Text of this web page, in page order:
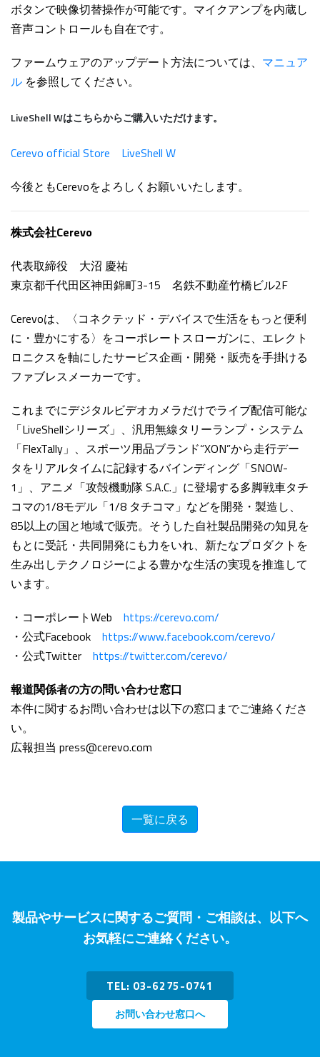
ボタンで映像切替操作が可能です。マイクアンプを内蔵し
音声コントロールも自在です。
ファームウェアのアップデート方法については、 マニュア
ル を参照してください。
LiveShell Wはこちらからご購入いただけます。
Cerevo official Store LiveShell W
今後ともCerevoをよろしくお願いいたします。
株式会社Cerevo
代表取締役 大沼 慶祐
東京都千代田区神田錦町3-15 名鉄不動産竹橋ビル2F
Cerevoは、〈コネクテッド・デバイスで生活をもっと便利
に・豊かにする〉をコーポレートスローガンに、エレクト
ロニクスを軸にしたサービス企画・開発・販売を手掛ける
ファブレスメーカーです。
これまでにデジタルビデオカメラだけでライブ配信可能な
「LiveShellシリーズ」、汎用無線タリーランプ・システム
「FlexTally」、スポーツ用品ブランド“XON”から走行デー
タをリアルタイムに記録するバインディング「SNOW-
1」、アニメ「攻殻機動隊 S.A.C.」に登場する多脚戦車タチ
コマの1/8モデル「1/8 タチコマ」などを開発・製造し、
85以上の国と地域で販売。そうした自社製品開発の知見を
もとに受託・共同開発にも力をいれ、新たなプロダクトを
生み出しテクノロジーによる豊かな生活の実現を推進して
います。
・コーポレートWeb https://cerevo.com/
・公式Facebook https://www.facebook.com/cerevo/
・公式Twitter https://twitter.com/cerevo/
報道関係者の方の問い合わせ窓口
本件に関するお問い合わせは以下の窓口までご連絡くださ
い。
広報担当 press@cerevo.com
一覧に戻る
製品やサービスに関するご質問・ご相談は、以下へ
お気軽にご連絡ください。
TEL: 03-6275-0741
お問い合わせ窓口へ